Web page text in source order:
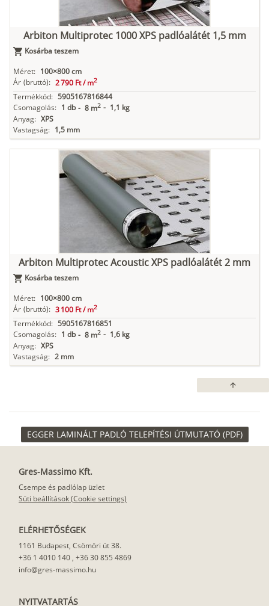
Arbiton Multiprotec 1000 XPS padlóalátét 1,5 mm
Kosárba teszem
Méret: 100×800 cm
Ár (bruttó): 2 790 Ft /m2
Termékkód: 5905167816844
Csomagolás: 1 db - 8 m2 - 1,1 kg
Anyag: XPS
Vastagság: 1,5 mm
Arbiton Multiprotec Acoustic XPS padlóalátét 2 mm
Kosárba teszem
Méret: 100×800 cm
Ár (bruttó): 3 100 Ft /m2
Termékkód: 5905167816851
Csomagolás: 1 db - 8 m2 - 1,6 kg
Anyag: XPS
Vastagság: 2 mm
arrow_upward
EGGER LAMINÁLT PADLÓ TELEPÍTÉSI ÚTMUTATÓ (PDF)
Gres-Massimo Kft.
Csempe és padlólap üzlet
Süti beállítások (Cookie settings)
ELÉRHETŐSÉGEK
1161 Budapest, Csömöri út 38.
+36 1 4010 140, +36 30 855 4869
info@gres-massimo.hu
NYITVATARTÁS